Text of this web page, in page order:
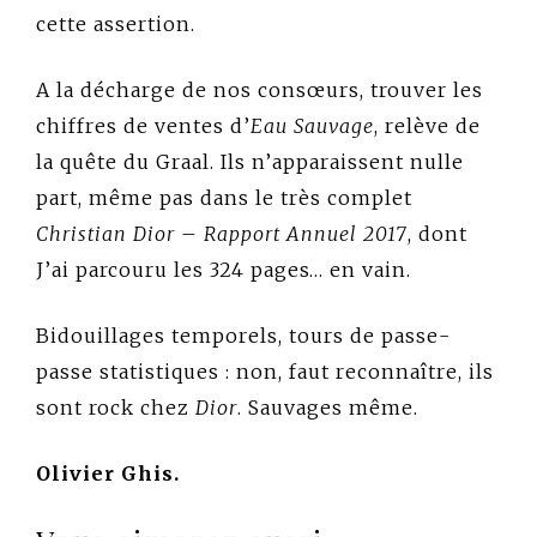
cette assertion.
A la décharge de nos consœurs, trouver les
chiffres de ventes d’Eau Sauvage, relève de
la quête du Graal. Ils n’apparaissent nulle
part, même pas dans le très complet
Christian Dior – Rapport Annuel 2017, dont
J’ai parcouru les 324 pages… en vain.
Bidouillages temporels, tours de passe-
passe statistiques : non, faut reconnaître, ils
sont rock chez Dior. Sauvages même.
Olivier Ghis.